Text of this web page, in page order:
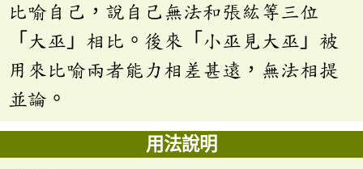
比喻自己，說自己無法和張紘等三位
「大巫」相比。後來「小巫見大巫」被
用來比喻兩者能力相差甚遠，無法相提
並論。
用法說明